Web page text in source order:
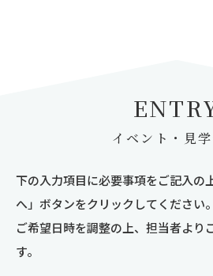
イベント・見
下の入力項目に必要事項をご記入の
へ」ボタンをクリックしてください。
ご希望日時を調整の上、担当者より
す。